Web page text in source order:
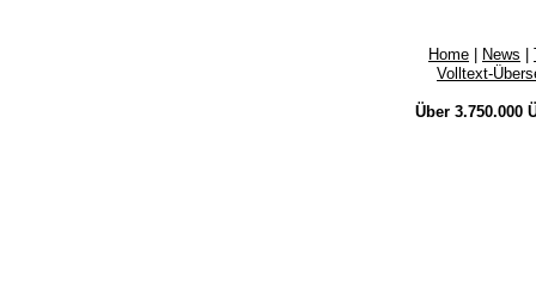
Home News
Volltext-
Über 3.750.000